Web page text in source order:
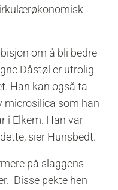
om å bli bedre
Dåstøl er utrolig
Han kan også ta
microsilica som han
i Elkem. Han var
sier Hunsbedt.
på slaggens
Disse pekte hen